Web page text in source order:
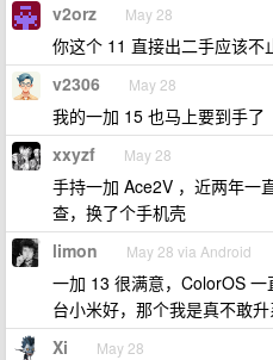
v2orz May 28
你这个 11 直接出二手应该不
v2306 May 28
我的一加 15 也马上要到手了
xxyzf May 28
手持一加 Ace2V ，近两年
查，换了个手机壳
limon May 28 via Android
一加 13 很满意，ColorOS
台小米好，那个我是真不敢升
Xi May 28